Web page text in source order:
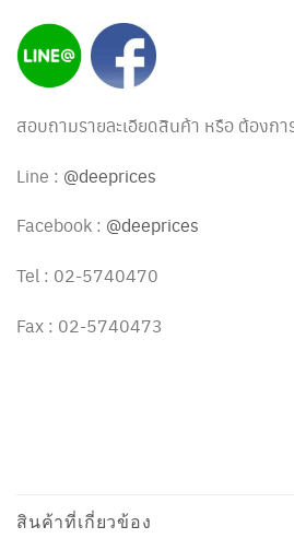
สอบถามรายละเอียดสินค้า หรือ ต้องก
Line : @deeprices
Facebook : @deeprices
Tel : 02-5740470
Fax : 02-5740473
สินค้าที่เกี่ยวข้อง